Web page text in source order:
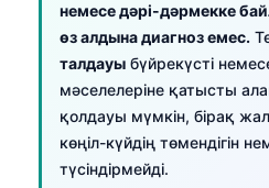
немесе дәрі-дәрмекке
өз алдына диагноз емес.
талдауы бүйрекүсті
мәселелеріне қатысты
қолдауы мүмкін, бірақ
көңіл-күйдің төмендігін
түсіндірмейді.
Català
Suomi
Hrvatski
Slovenčina
كوردی‎